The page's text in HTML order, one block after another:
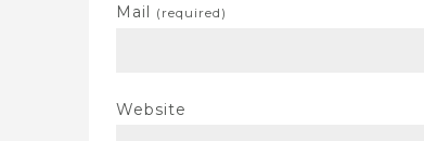
Mail (required)
Website